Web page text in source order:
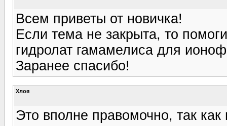
Всем приветы от новичка!
Если тема не закрыта, то
гидролат гамамелиса для
Заранее спасибо!
Хлоя
Это вполне правомочно, так